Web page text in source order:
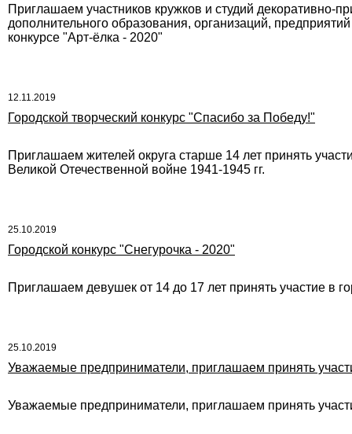
Приглашаем участников кружков и студий декоративно-
дополнительного образования, организаций,
конкурсе "Арт-ёлка - 2020"
12.11.2019
Городской творческий конкурс "Спасибо за Победу!"
Приглашаем жителей округа старше 14 лет принять
Великой Отечественной войне 1941-1945 гг.
25.10.2019
Городской конкурс "Снегурочка - 2020"
Приглашаем девушек от 14 до 17 лет принять участие в
25.10.2019
Уважаемые предприниматели, приглашаем принять
Уважаемые предприниматели, приглашаем принять